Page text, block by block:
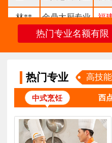
林** 金鼎大厨专业 福
时尚西点专业 福
钟** 经典西点专业 福
柯** 经典西点专业 福
赖**
时尚西餐西点
专业
福
热门专业名额有
热门专业 高技
中式烹饪 西